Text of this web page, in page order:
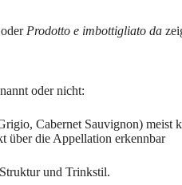
oder Prodotto e imbottigliato da
oder nicht:
Cabernet Sauvignon) meist
über die Appellation erkennbar
und Trinkstil.